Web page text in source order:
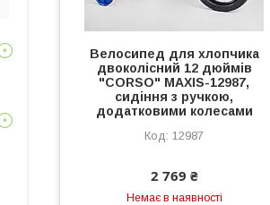
Велосипед для хлопчика
двоколісний 12 дюймів
"CORSO" MAXIS-12987,
сидіння з ручкою,
додатковими колесами
12987
2 769 ₴
Немає в наявності